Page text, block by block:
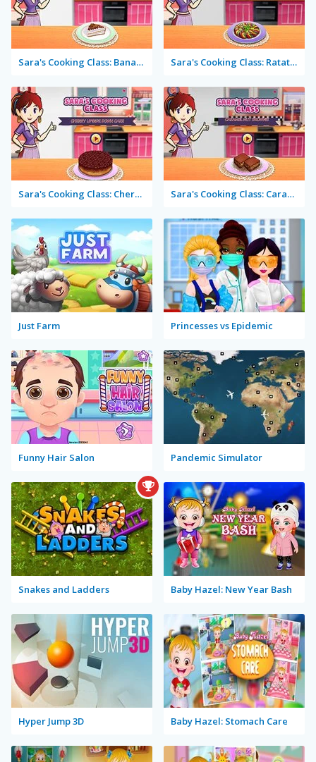
Sara's Cooking Class: Banana Split Pie Sara's Cooking Class: Ratatouille Casserole
Sara's Cooking Class: Cherry Upside Down Cake Sara's Cooking Class: Caramel Nut Brownie
Just Farm Princesses vs Epidemic
Funny Hair Salon Pandemic Simulator
Snakes and Ladders Baby Hazel: New Year Bash
Hyper Jump 3D Baby Hazel: Stomach Care